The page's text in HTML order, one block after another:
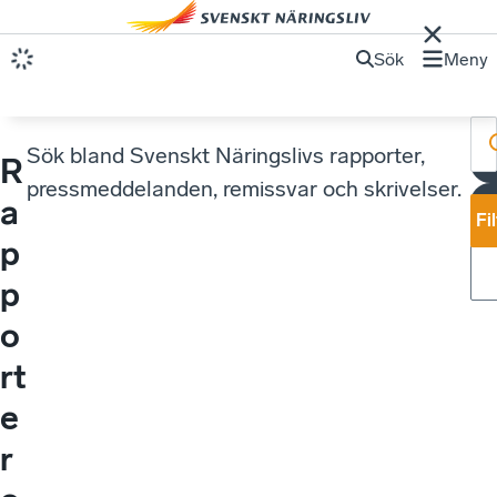
Sök Meny
R
a
p
p
o
rt
e
r
Sök bland Svenskt Näringslivs rapporter,
pressmeddelanden, remissvar och skrivelser.